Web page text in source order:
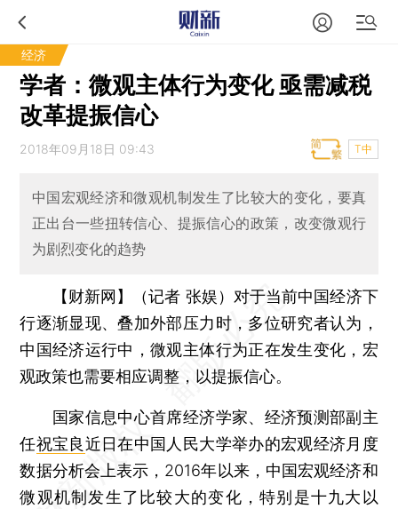
经济
学者：微观主体行为变化 亟需减税
改革提振信心
2018年09月18日 09:43 T中
中国宏观经济和微观机制发生了比较大的变化，要真
正出台一些扭转信心、提振信心的政策，改变微观行
为剧烈变化的趋势
【财新网】（记者 张娱） 对于当前中国经济下
行逐渐显现、叠加外部压力时，多位研究者认为，
中国经济运行中，微观主体行为正在发生变化，宏
观政策也需要相应调整，以提振信心。
国家信息中心首席经济学家、经济预测部副主
任祝宝良近日在中国人民大学举办的宏观经济月度
数据分析会上表示，2016年以来，中国宏观经济和
微观机制发生了比较大的变化，特别是十九大以